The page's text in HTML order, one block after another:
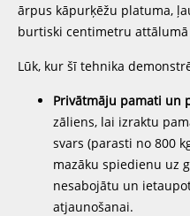
ārpus kāpurķēžu platuma,
burtiski centimetru attālumā
Lūk, kur šī tehnika
Privātmāju pamati un
zāliens, lai izraktu
svars (parasti no 800
mazāku spiedienu uz
nesabojātu un
atjaunošanai.